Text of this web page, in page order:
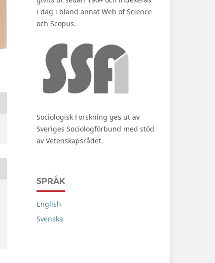
i dag i bland annat Web of Science
och Scopus.
Sociologisk Forskning ges ut av
Sveriges Sociologförbund med stöd
av Vetenskapsrådet.
SPRÅK
English
Svenska